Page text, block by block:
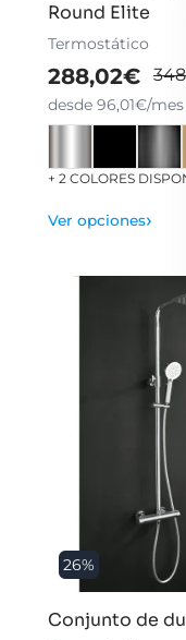
Round Elite
Termostático
288,02€
desde 96,01€/mes
+ 2 COLORES
Ver opciones›
26%
Conjunto de